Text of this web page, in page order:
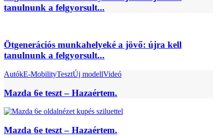
tanulnunk a felgyorsult...
Ötgenerációs munkahelyeké a jövő: újra kell
tanulnunk a felgyorsult...
AutókE-MobilityTesztÚj modellVideó
Mazda 6e teszt – Hazaértem.
Mazda 6e teszt – Hazaértem.